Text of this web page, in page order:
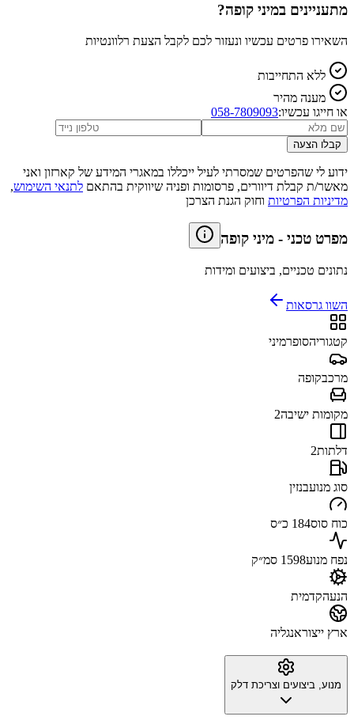
מתעניינים במיני קופה?
השאירו פרטים עכשיו ונעזור לכם לקבל הצעת רלוונטיות
ללא התחייבות
מענה מהיר
או חייגו עכשיו:058-7809093
קבלו הצעה
ידוע לי שהפרטים שמסרתי לעיל ייכללו במאגרי המידע של קארזון ואני
מאשר/ת קבלת דיוורים, פרסומות ופניה שיווקית בהתאם לתנאי השימוש,
מדיניות הפרטיות וחוק הגנת הצרכן
מפרט טכני - מיני קופה
נתונים טכניים, ביצועים ומידות
השוו גרסאות
קטגוריהסופרמיני
מרכבקופה
מקומות ישיבה2
דלתות2
סוג מנועבנזין
כוח סוס184 כ״ס
נפח מנוע1598 סמ״ק
הנעהקדמית
ארץ ייצוראנגליה
מנוע, ביצועים וצריכת דלק